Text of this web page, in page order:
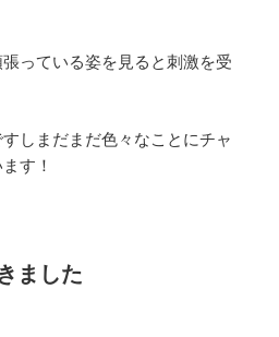
っている姿を見ると刺激を受
しまだまだ色々なことにチャ
す！
ました